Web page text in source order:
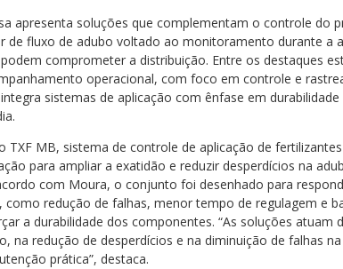
apresenta soluções que complementam o controle do
de fluxo de adubo voltado ao monitoramento durante a
comprometer a distribuição. Entre os destaques
operacional, com foco em controle e
sistemas de aplicação com ênfase em
TXF MB, sistema de controle de aplicação de
para ampliar a exatidão e reduzir desperdícios na
com Moura, o conjunto foi desenhado para
redução de falhas, menor tempo de regulagem e
a durabilidade dos componentes. “As soluções atuam
na redução de desperdícios e na diminuição de falhas
prática”, destaca.